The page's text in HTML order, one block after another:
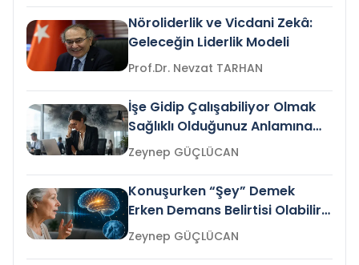
Nöroliderlik ve Vicdani Zekâ:
Geleceğin Liderlik Modeli
Prof.Dr. Nevzat TARHAN
İşe Gidip Çalışabiliyor Olmak
Sağlıklı Olduğunuz Anlamına
Gelir mi?Zeynep GÜÇLÜCAN
Konuşurken “Şey” Demek
Erken Demans Belirtisi Olabilir
mi?
Zeynep GÜÇLÜCAN